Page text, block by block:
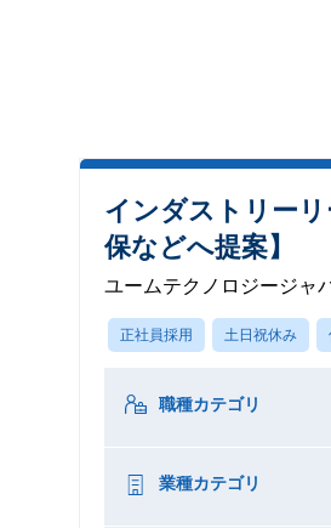
インダストリー
保などへ提案】
ユームテクノロジージャ
正社員採用 土日祝休み
職種カテゴリ
業種カテゴリ